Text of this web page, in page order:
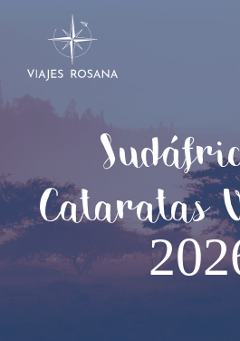
Cataratas